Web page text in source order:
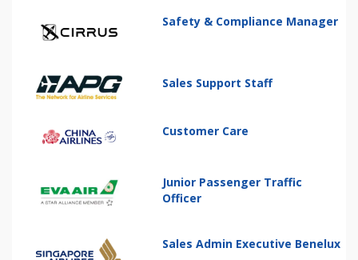
Safety & Compliance Manager
Sales Support Staff
Customer Care
Junior Passenger Traffic
Officer
Sales Admin Executive Benelux